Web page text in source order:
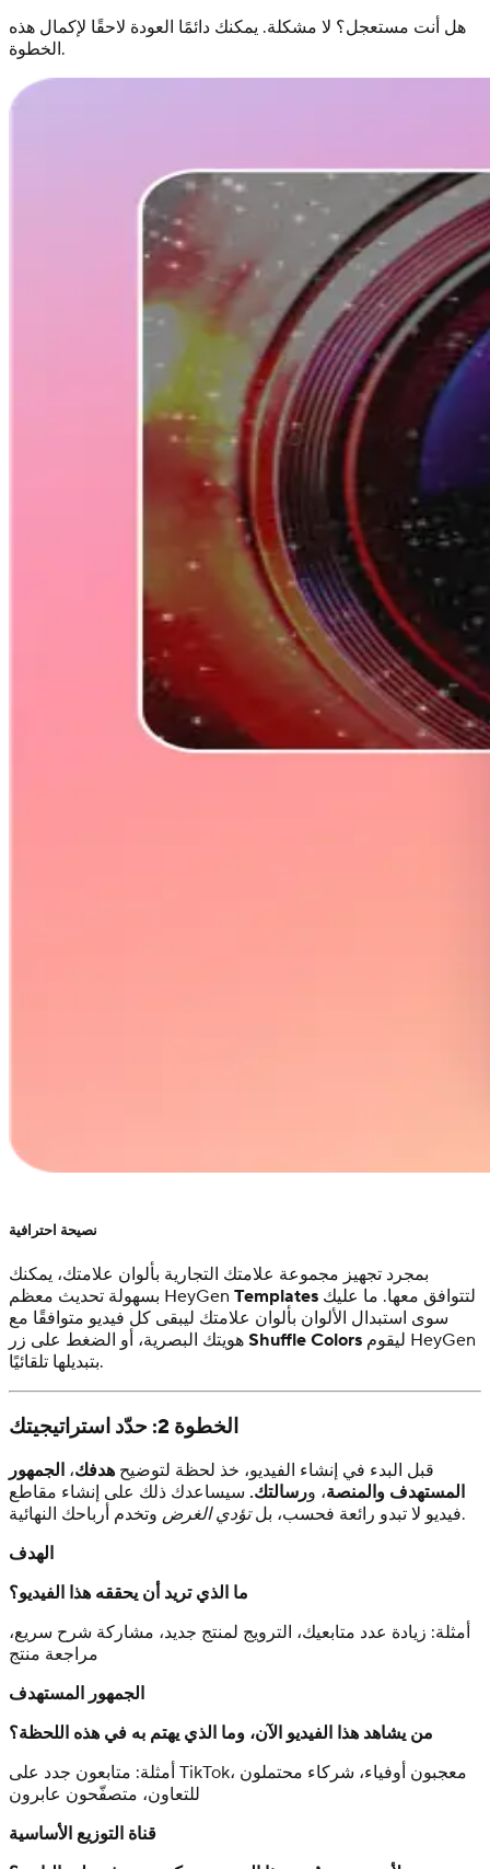
هل أنت مستعجل؟ لا مشكلة. يمكنك دائمًا العودة لاحقًا لإكمال هذه
الخطوة.
نصيحة احترافية
بمجرد تجهيز مجموعة علامتك التجارية بألوان علامتك، يمكنك
بسهولة تحديث معظم HeyGen Templates لتتوافق معها. ما عليك
سوى استبدال الألوان بألوان علامتك ليبقى كل فيديو متوافقًا مع
Shuffle Colors
بتبديلها تلقائيًا.
الخطوة 2: حدّد استراتيجيتك
قبل البدء في إنشاء الفيديو، خذ لحظة لتوضيح هدفك، الجمهور
المستهدف والمنصة، ورسالتك. سيساعدك ذلك على إنشاء مقاطع
فيديو لا تبدو رائعة فحسب، بلتؤدي الغرض
وتخدم أرباحك النهائية.
الهدف
ما الذي تريد أن يحققه هذا الفيديو؟
أمثلة: زيادة عدد متابعيك، الترويج لمنتج جديد، مشاركة شرح سريع،
مراجعة منتج
الجمهور المستهدف
من يشاهد هذا الفيديو الآن، وما الذي يهتم به في هذه اللحظة؟
أمثلة: متابعون جدد على TikTok، معجبون أوفياء، شركاء محتملون
للتعاون، متصفّحون عابرون
قناة التوزيع الأساسية